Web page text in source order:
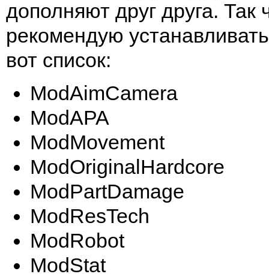
дополняют друг друга. Так
рекомендую
вот список:
ModAimCamera
ModAPA
ModMovement
ModOriginalHardcore
ModPartDamage
ModResTech
ModRobot
ModStat